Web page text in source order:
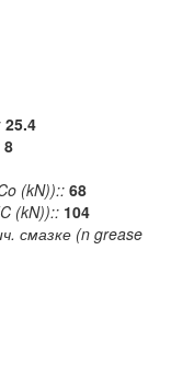
25.4
8
(kN)):: 68
(kN)):: 104
смазке (n grease